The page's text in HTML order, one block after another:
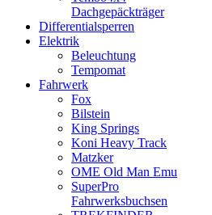
Dachgepäckträger
Differentialsperren
Elektrik
Beleuchtung
Tempomat
Fahrwerk
Fox
Bilstein
King Springs
Koni Heavy Track
Matzker
OME Old Man Emu
SuperPro
Fahrwerksbuchsen